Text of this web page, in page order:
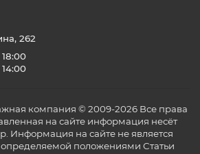
262
компания © 2009-2026 Все права
на сайте информация несёт
Информация на сайте не является
положениями Статьи